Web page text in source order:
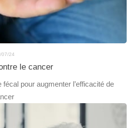
07/24
le cancer
fécal pour augmenter l’efficacité de